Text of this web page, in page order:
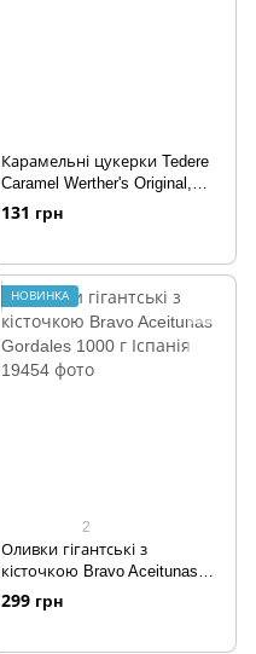
Карамельні цукерки Tedere
Caramel Werther's Original,
158г
131 грн
НОВИНКА
2
Оливки гігантські з
кісточкою Bravo Aceitunas
Gordales 1000 г Іспанія
299 грн